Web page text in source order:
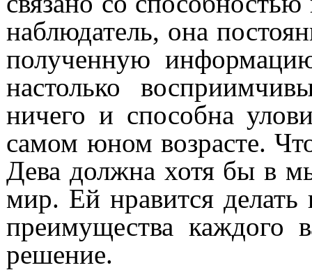
наблюдатель, она
полученную
настолько
ничего и способна
самом юном возрасте.
Дева должна хотя бы в
мир. Ей нравится
преимущества каждого
решение.